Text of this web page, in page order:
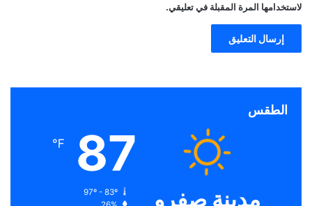
لاستخدامها المرة المقبلة في تعليقي.
الطقس
مدينة صفرو
87
℉
97º - 83º